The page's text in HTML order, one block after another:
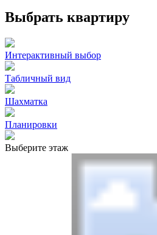
Выбрать квартиру
Интерактивный выбор
Табличный вид
Шахматка
Планировки
Выберите этаж